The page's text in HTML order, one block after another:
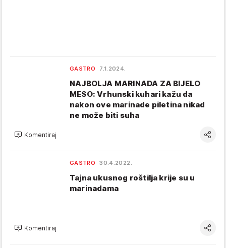
GASTRO 7.1.2024.
NAJBOLJA MARINADA ZA BIJELO
MESO: Vrhunski kuhari kažu da
nakon ove marinade piletina nikad
ne može biti suha
Komentiraj
GASTRO 30.4.2022.
Tajna ukusnog roštilja krije su u
marinadama
Komentiraj